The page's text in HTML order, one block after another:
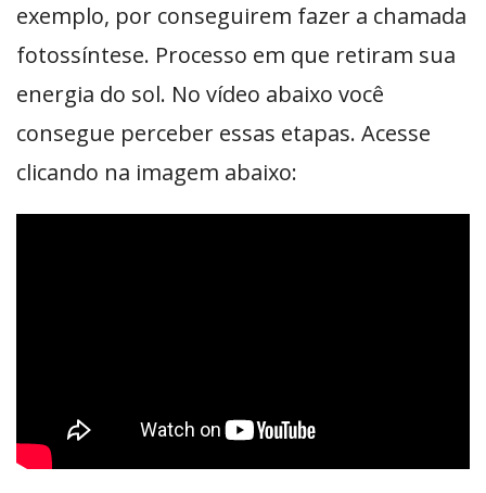
exemplo, por conseguirem fazer a chamada
fotossíntese. Processo em que retiram sua
energia do sol. No vídeo abaixo você
consegue perceber essas etapas. Acesse
clicando na imagem abaixo: